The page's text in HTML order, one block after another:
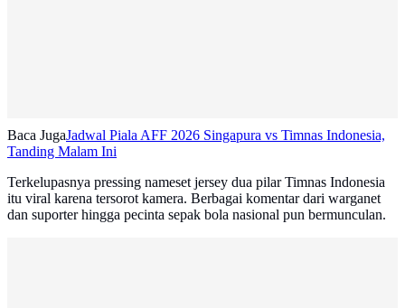
Baca JugaJadwal Piala AFF 2026 Singapura vs Timnas Indonesia,
Tanding Malam Ini
Terkelupasnya pressing nameset jersey dua pilar Timnas Indonesia
itu viral karena tersorot kamera. Berbagai komentar dari warganet
dan suporter hingga pecinta sepak bola nasional pun bermunculan.